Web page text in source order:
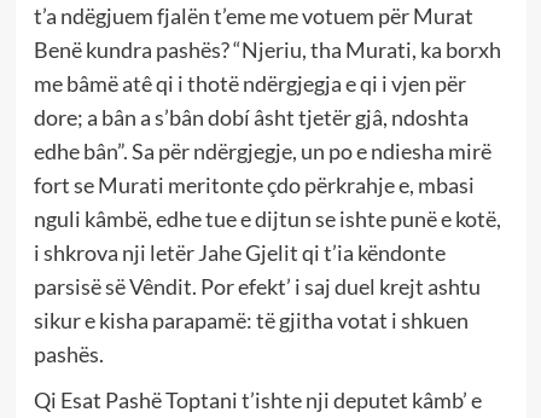
t’a ndëgjuem fjalën t’eme me votuem për Murat
Benë kundra pashës? “Njeriu, tha Murati, ka borxh
me bâmë atê qi i thotë ndërgjegja e qi i vjen për
dore; a bân a s’bân dobí âsht tjetër gjâ, ndoshta
edhe bân”. Sa për ndërgjegje, un po e ndiesha mirë
fort se Murati meritonte çdo përkrahje e, mbasi
nguli kâmbë, edhe tue e dijtun se ishte punë e kotë,
i shkrova nji letër Jahe Gjelit qi t’ia këndonte
parsisë së Vêndit. Por efekt’ i saj duel krejt ashtu
sikur e kisha parapamë: të gjitha votat i shkuen
pashës.
Qi Esat Pashë Toptani t’ishte nji deputet kâmb’ e